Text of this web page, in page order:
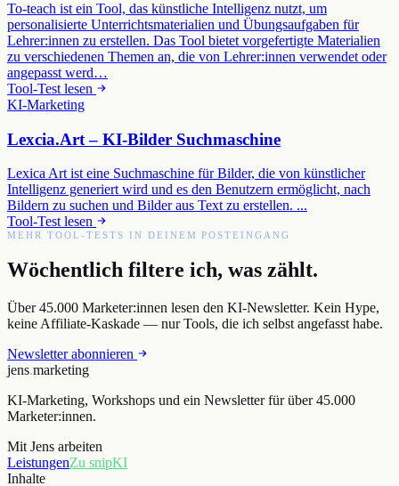
To-teach ist ein Tool, das künstliche Intelligenz nutzt, um
personalisierte Unterrichtsmaterialien und Übungsaufgaben für
Lehrer:innen zu erstellen. Das Tool bietet vorgefertigte Materialien
zu verschiedenen Themen an, die von Lehrer:innen verwendet oder
angepasst werd…
Tool-Test lesen
KI-Marketing
Lexcia.Art – KI-Bilder Suchmaschine
Lexica Art ist eine Suchmaschine für Bilder, die von künstlicher
Intelligenz generiert wird und es den Benutzern ermöglicht, nach
Bildern zu suchen und Bilder aus Text zu erstellen. ...
Tool-Test lesen
MEHR TOOL-TESTS IN DEINEM POSTEINGANG
Wöchentlich filtere ich, was zählt.
Über 45.000 Marketer:innen lesen den KI-Newsletter. Kein Hype,
keine Affiliate-Kaskade — nur Tools, die ich selbst angefasst habe.
Newsletter abonnieren
jens.marketing
KI-Marketing, Workshops und ein Newsletter für über 45.000
Marketer:innen.
Mit Jens arbeiten
LeistungenZu snipKI
Inhalte